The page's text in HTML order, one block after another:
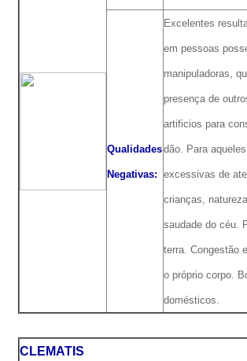
Qualidades
Negativas:
Excelentes
em pessoas
manipuladoras,
presença de
artificios para
dão. Para
excessivas de
crianças,
saudade do céu.
terra. Congestão
o próprio corpo.
domésticos.
CLEMATIS